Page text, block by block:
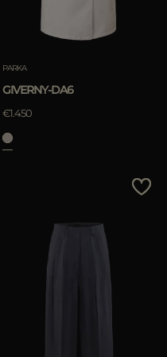
PARKA
GIVERNY-DA6
€1.450